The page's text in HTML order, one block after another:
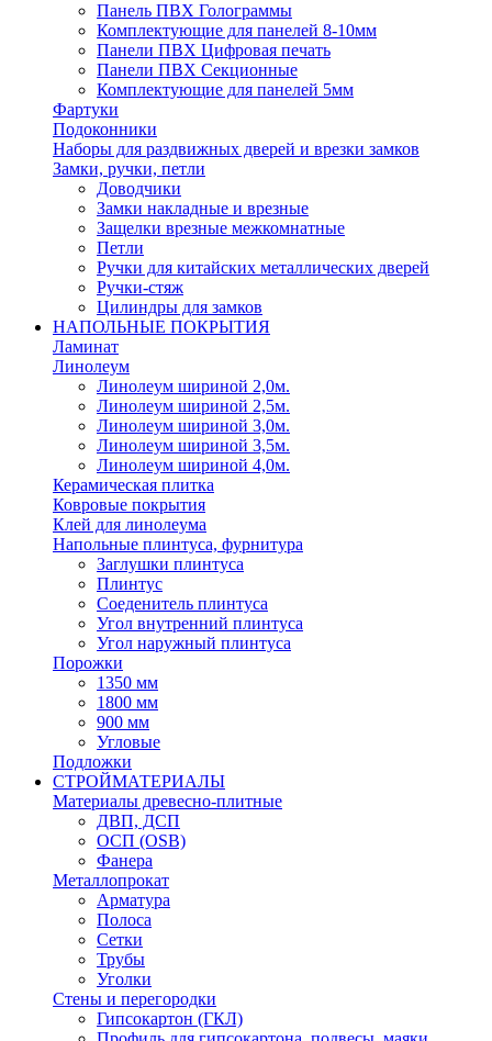
Панель ПВХ Голограммы
Комплектующие для панелей 8-10мм
Панели ПВХ Цифровая печать
Панели ПВХ Секционные
Комплектующие для панелей 5мм
Фартуки
Подоконники
Наборы для раздвижных дверей и врезки замков
Замки, ручки, петли
Доводчики
Замки накладные и врезные
Защелки врезные межкомнатные
Петли
Ручки для китайских металлических дверей
Ручки-стяж
Цилиндры для замков
НАПОЛЬНЫЕ ПОКРЫТИЯ
Ламинат
Линолеум
Линолеум шириной 2,0м.
Линолеум шириной 2,5м.
Линолеум шириной 3,0м.
Линолеум шириной 3,5м.
Линолеум шириной 4,0м.
Керамическая плитка
Ковровые покрытия
Клей для линолеума
Напольные плинтуса, фурнитура
Заглушки плинтуса
Плинтус
Соеденитель плинтуса
Угол внутренний плинтуса
Угол наружный плинтуса
Порожки
1350 мм
1800 мм
900 мм
Угловые
Подложки
СТРОЙМАТЕРИАЛЫ
Материалы древесно-плитные
ДВП, ДСП
ОСП (OSB)
Фанера
Металлопрокат
Арматура
Полоса
Сетки
Трубы
Уголки
Стены и перегородки
Гипсокартон (ГКЛ)